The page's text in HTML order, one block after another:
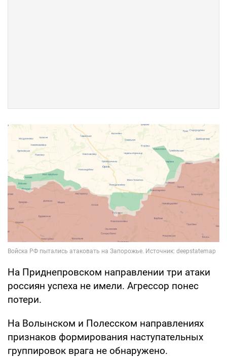
На Приднепровском направлении три атаки
россиян успеха не имели. Агрессор понес
потери.
На Волынском и Полесском направлениях
признаков формирования наступательных
группировок врага не обнаружено.